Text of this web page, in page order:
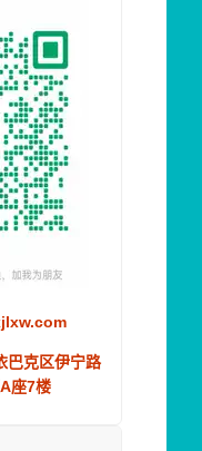
巴克区伊宁路
座7楼